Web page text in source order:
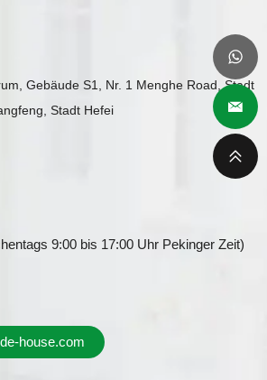
Gebäude S1, Nr. 1 Menghe Road, Stadt
Stadt Hefei
9:00 bis 17:00 Uhr Pekinger Zeit)
house.com